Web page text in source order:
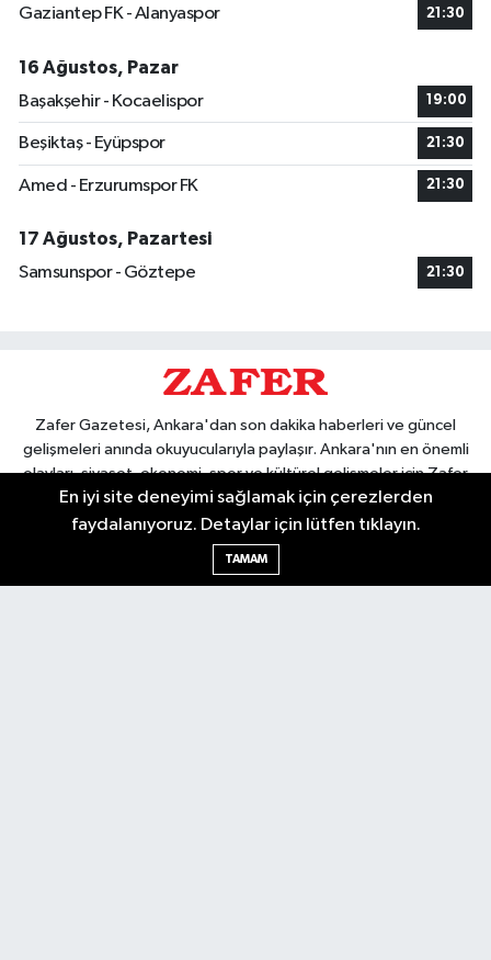
Gaziantep FK - Alanyaspor 21:30
16 Ağustos, Pazar
Başakşehir - Kocaelispor
19:00
Beşiktaş - Eyüpspor 21:30
Amed - Erzurumspor FK 21:30
17 Ağustos, Pazartesi
Samsunspor - Göztepe
21:30
Zafer Gazetesi, Ankara'dan son dakika haberleri ve güncel
gelişmeleri anında okuyucularıyla paylaşır. Ankara'nın en önemli
olayları, siyaset, ekonomi, spor ve kültürel gelişmeler için Zafer
Gazetesi'ni takip edin. Başkentin güvendiği haber kaynağı.
En iyi site deneyimi sağlamak için çerezlerden
faydalanıyoruz. Detaylar için lütfen tıklayın.
TAMAM